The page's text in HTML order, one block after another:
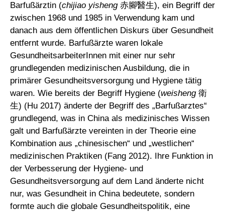
Barfußärztin (chijiao yisheng赤腳醫生), ein Begriff der
zwischen 1968 und 1985 in Verwendung kam und
danach aus dem öffentlichen Diskurs über Gesundheit
entfernt wurde. Barfußärzte waren lokale
GesundheitsarbeiterInnen mit einer nur sehr
grundlegenden medizinischen Ausbildung, die in
primärer Gesundheitsversorgung und Hygiene tätig
waren. Wie bereits der Begriff Hygiene (weisheng衛
生) (Hu 2017) änderte der Begriff des „Barfußarztes“
grundlegend, was in China als medizinisches Wissen
galt und Barfußärzte vereinten in der Theorie eine
Kombination aus „chinesischen“ und „westlichen“
medizinischen Praktiken (Fang 2012). Ihre Funktion in
der Verbesserung der Hygiene- und
Gesundheitsversorgung auf dem Land änderte nicht
nur, was Gesundheit in China bedeutete, sondern
formte auch die globale Gesundheitspolitik, eine